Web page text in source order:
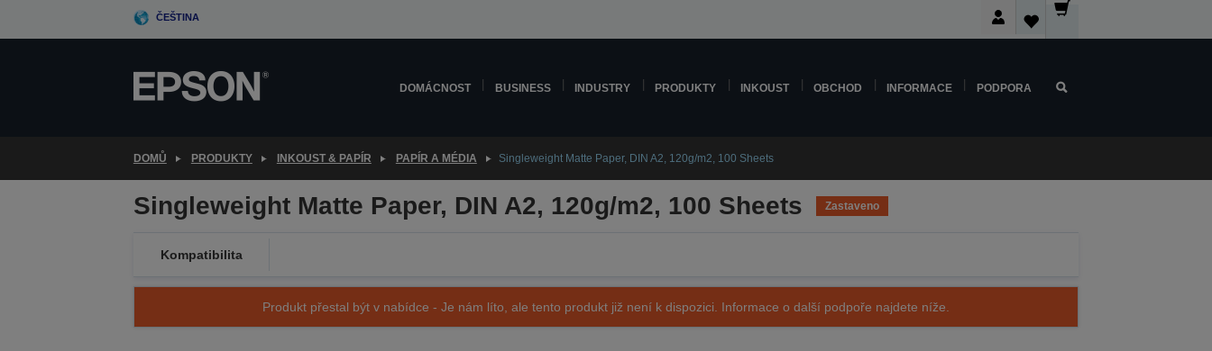
ČEŠTINA
DOMÁCNOST BUSINESS INDUSTRY PRODUKTY INKOUST OBCHOD INFORMACE PODPORA
DOMŮ PRODUKTY INKOUST & PAPÍR PAPÍR A MÉDIA Singleweight Matte Paper, DIN A2, 120g/m2, 100 Sheets
Singleweight Matte Paper, DIN A2, 120g/m2, 100 Sheets Zastaveno
Kompatibilita
Produkt přestal být v nabídce - Je nám líto, ale tento produkt již není k dispozici. Informace o další podpoře najdete níže.